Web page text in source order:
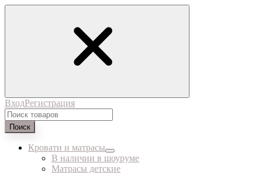
ВходРегистрация
Поиск
Кровати и матрасы
В наличии в шоуруме
Матрасы детские